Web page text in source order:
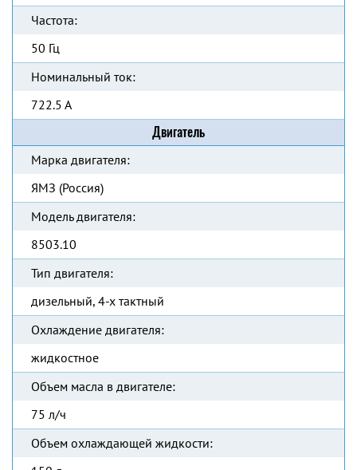
Частота:
50 Гц
Номинальный ток:
722.5 А
Двигатель
Марка двигателя:
ЯМЗ (Россия)
Модель двигателя:
8503.10
Тип двигателя:
дизельный, 4-х тактный
Охлаждение двигателя:
жидкостное
Объем масла в двигателе:
75 л/ч
Объем охлаждающей жидкости: